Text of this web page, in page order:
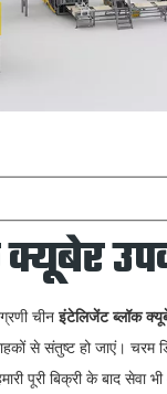
क्यूबेर
चीनइंटेलिजेंट ब्लॉक
से संतुष्ट हो जाएं। चरम
पूरी बिक्री के बाद सेवा